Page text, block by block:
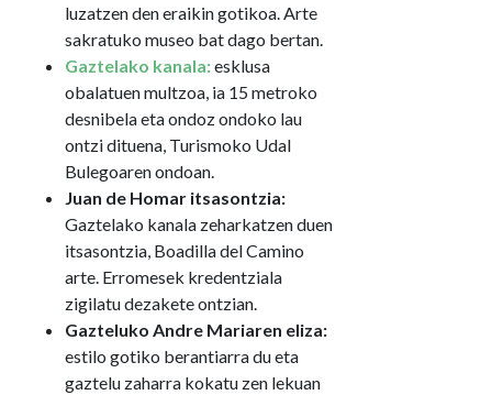
luzatzen den eraikin gotikoa. Arte
sakratuko museo bat dago bertan.
Gaztelako kanala:esklusa
obalatuen multzoa, ia 15 metroko
desnibela eta ondoz ondoko lau
ontzi dituena, Turismoko Udal
Bulegoaren ondoan.
Juan de Homar itsasontzia:
Gaztelako kanala zeharkatzen duen
itsasontzia, Boadilla del Camino
arte. Erromesek kredentziala
zigilatu dezakete ontzian.
Gazteluko Andre Mariaren eliza:
estilo gotiko berantiarra du eta
gaztelu zaharra kokatu zen lekuan